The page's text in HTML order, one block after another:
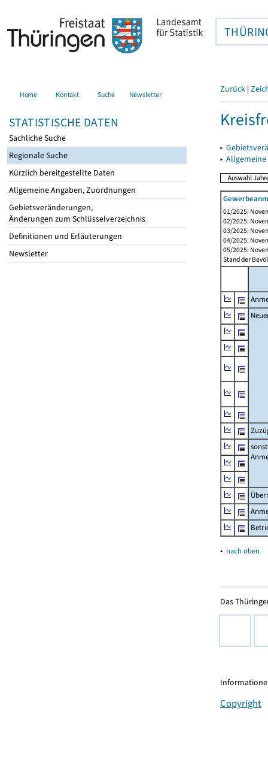
Home Kontakt Suche Newsletter
STATISTISCHE DATEN
Sachliche Suche
Regionale Suche
Kürzlich bereitgestellte Daten
Allgemeine Angaben, Zuordnungen
Gebietsveränderungen,
Änderungen zum Schlüsselverzeichnis
Definitionen und Erläuterungen
Newsletter
Zurück |
▸
▸
01/2025:
02/2025:
03/2025:
04/2025:
05/2025:
Stand der
▴ nach oben
Das
Copyright